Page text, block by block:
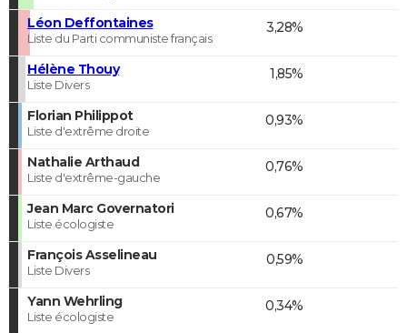
Léon Deffontaines
Liste du Parti communiste français
3,28%
Hélène Thouy
Liste Divers
1,85%
Florian Philippot
Liste d'extrême droite
0,93%
Nathalie Arthaud
Liste d'extrême-gauche
0,76%
Jean Marc Governatori
Liste écologiste
0,67%
François Asselineau
Liste Divers
0,59%
Yann Wehrling
Liste écologiste
0,34%